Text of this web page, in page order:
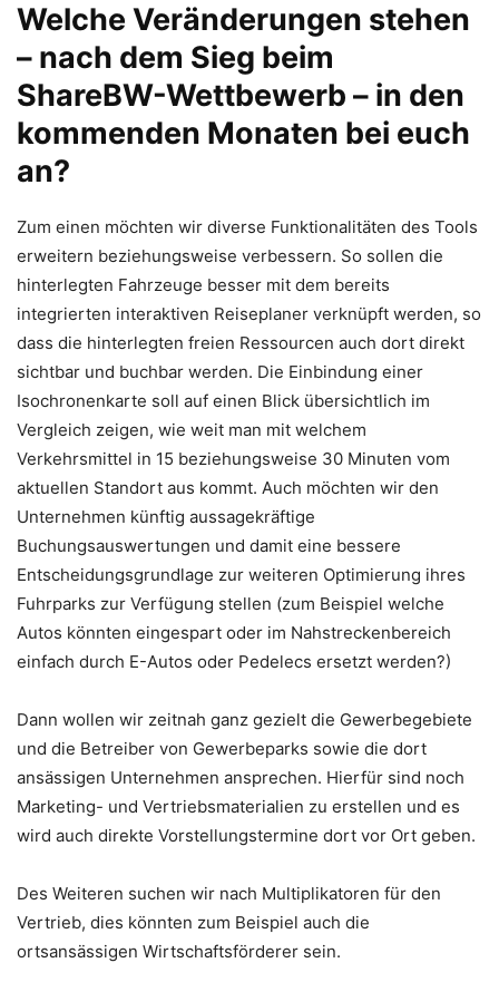
Welche Veränderungen stehen
– nach dem Sieg beim
ShareBW-Wettbewerb – in den
kommenden Monaten bei euch
an?
Zum einen möchten wir diverse Funktionalitäten des Tools
erweitern beziehungsweise verbessern. So sollen die
hinterlegten Fahrzeuge besser mit dem bereits
integrierten interaktiven Reiseplaner verknüpft werden, so
dass die hinterlegten freien Ressourcen auch dort direkt
sichtbar und buchbar werden. Die Einbindung einer
Isochronenkarte soll auf einen Blick übersichtlich im
Vergleich zeigen, wie weit man mit welchem
Verkehrsmittel in 15 beziehungsweise 30 Minuten vom
aktuellen Standort aus kommt. Auch möchten wir den
Unternehmen künftig aussagekräftige
Buchungsauswertungen und damit eine bessere
Entscheidungsgrundlage zur weiteren Optimierung ihres
Fuhrparks zur Verfügung stellen (zum Beispiel welche
Autos könnten eingespart oder im Nahstreckenbereich
einfach durch E-Autos oder Pedelecs ersetzt werden?)
Dann wollen wir zeitnah ganz gezielt die Gewerbegebiete
und die Betreiber von Gewerbeparks sowie die dort
ansässigen Unternehmen ansprechen. Hierfür sind noch
Marketing- und Vertriebsmaterialien zu erstellen und es
wird auch direkte Vorstellungstermine dort vor Ort geben.
Des Weiteren suchen wir nach Multiplikatoren für den
Vertrieb, dies könnten zum Beispiel auch die
ortsansässigen Wirtschaftsförderer sein.